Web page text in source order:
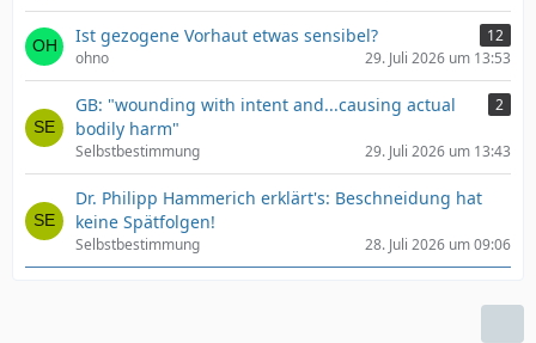
Ist gezogene Vorhaut etwas sensibel?
12
ohno
29. Juli 2026 um 13:53
GB: "wounding with intent and...causing actual
bodily harm"
2
Selbstbestimmung 29. Juli 2026 um 13:43
Dr. Philipp Hammerich erklärt's: Beschneidung hat
keine Spätfolgen!
Selbstbestimmung 28. Juli 2026 um 09:06